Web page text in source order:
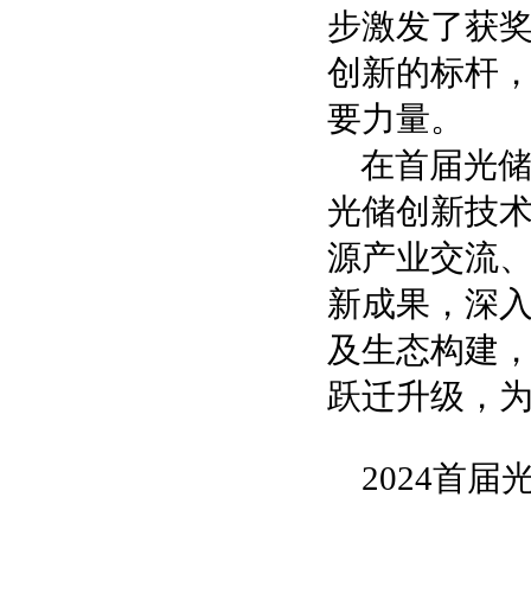
步激发了获
创新的标杆
要力量。
在首届光
光储创新技
源产业交流
新成果，深
及生态构建
跃迁升级，
2024首届